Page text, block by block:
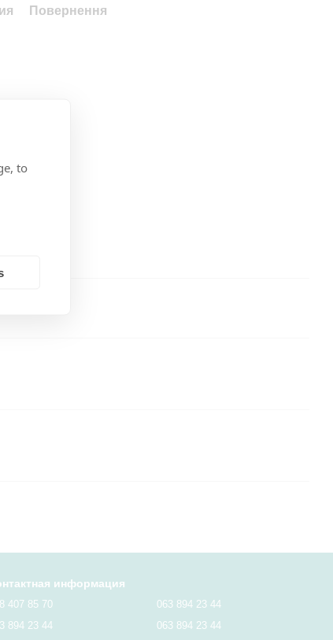
Повернення
информация
407 85 70
894 23 44
063 894 23 44
063 894 23 44
to